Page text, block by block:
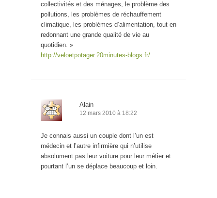
collectivités et des ménages, le problème des
pollutions, les problèmes de réchauffement
climatique, les problèmes d’alimentation, tout en
redonnant une grande qualité de vie au
quotidien. »
http://veloetpotager.20minutes-blogs.fr/
Alain
12 mars 2010 à 18:22
Je connais aussi un couple dont l’un est
médecin et l’autre infirmière qui n’utilise
absolument pas leur voiture pour leur métier et
pourtant l’un se déplace beaucoup et loin.